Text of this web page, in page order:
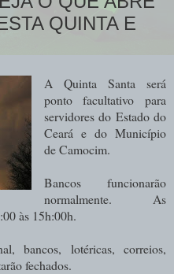
QUINTA E
A Quinta Santa será
ponto facultativo para
servidores do Estado do
Ceará e do Município
de Camocim.
Bancos funcionarão
normalmente. As
às 15h:00h.
bancos, lotéricas, correios,
fechados.